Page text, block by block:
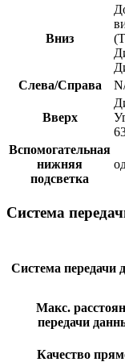
Вниз
Слева/Справа
Вверх
Вспомогательная
нижняя
подсветка
Система
Система передачи
Макс.
передачи
Качество